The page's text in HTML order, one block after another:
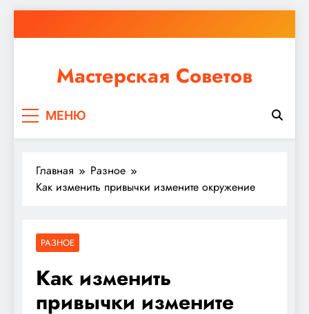
к
Мастерская Советов
ремонт или крупное строительство, в Мастерской
МЕНЮ
Главная
Разное
Как изменить привычки измените окружение
РАЗНОЕ
Как изменить
привычки измените